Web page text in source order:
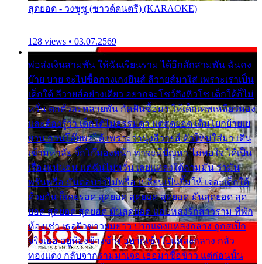
สุดยอด - วงซูซู (ซาวด์ดนตรี) (KARAOKE)
128 views • 03.07.2569
พ่อส่งเงินสามพัน ให้ฉันเรียนราม ได้อีกสักสามพัน ฉันคง
บ๊าย บาย จะไปซื้อกางเกงยีนส์ ลีวายส์มาใส่ เพราะเราเป็น
เด็กใต้ ลีวายส์อย่างเดียว อยากจะโชว์ถึงหิวโซ เด็กใต้ก็ไม่
หวั่น ตกตัวละหลายพัน กัดฟันซื้อมา ให้เด็กเทพเหลียวมอง
และต้องรู้ว่า เด็กใต้ไม่ธรรมดา แต่สุดยอด เดินโยกย้ายเย
ยวน กวนโอ๊ยพอได้ เพราะว่านุ่งลีวายส์ ตัวใหม่ใส่มา เดิน
เข้ามหาลัย จิ๊กโก๊มองหน้า ท่าจะมีปัญหา ไม่พอใจ ได้เป็น
เรื่องแน่นอน แต่ฉันไม่หวั่น เลยแหลงใต้ถามมัน ว่ามัน
พรั่นพรือ มันตอบว่าไม่พรื่อ เปลี่ยนเป็นยิ้มให้ เจอะเด็กใต้
ด้วยกัน ก็เลยรอด สุดยอด สุดยอด สุดยอด มันสุดยอด สุด
ยอด สุดยอด สุดยอด มันสุดยอด แอบหลงรักสาวราม ที่พัก
ห้องเช่า เธอผิวขาวผมยาว ปากแดงแหลงกลาง ถูกสเป็ก
จริงเธอ อยู่ห้องข้างข้าง อยากเข้าไปแหลงกลาง กลัว
ทองแดง กลับจากรามมาเจอ เธอมาซื้อข้าว แต่ก่อนนั้น